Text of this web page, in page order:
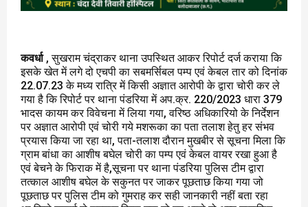
कवर्धा, सुखराम चंद्राकर थाना उपस्थित आकर रिपोर्ट दर्ज कराया कि
इसके खेत में लगे दो एचपी का सबमर्सिबल पम्प एवं केबल तार को दिनांक
22.07.23 के मध्य रात्रि में किसी अज्ञात आरोपी के द्वारा चोरी कर ले
गया है कि रिपोर्ट पर थाना पंडरिया में अप.क्र. 220/2023 धारा 379
भादस कायम कर विवेचना में लिया गया, वरिष्ठ अधिकारियो के निर्देशन
पर अज्ञात आरोपी एवं चोरी गये मशरूका का पता तलाश हेतु हर संभव
प्रयास किया जा रहा था, पता-तलाश दौरान मुखबीर से सूचना मिला कि
ग्राम बांधा का आशीष बघेल चोरी का पम्प एवं केबल वायर रखा हुआ है
एवं बेचने के फिराक में है,सूचना पर थाना पंडरिया पुलिस टीम द्वारा
तत्काल आशीष बघेल के सकुनत पर जाकर पूछताछ किया गया जो
पूछताछ पर पुलिस टीम को गुमराह कर सही जानकारी नहीं बता रहा